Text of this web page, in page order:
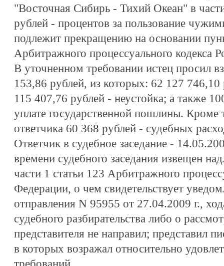
"Восточная Сибирь - Тихий Океан" в
рублей - процентов за пользование
подлежит прекращению на основании
Арбитражного процессуального кодекса
В уточненном требовании истец просил
153,86 рублей, из которых: 62 127 746,10
115 407,76 рублей - неустойка; а также
уплате государственной пошлины. Кроме
ответчика 60 368 рублей - судебных
Ответчик в судебное заседание -
времени судебного заседания извещен
части 1 статьи 123 Арбитражного
Федерации, о чем свидетельствует
отправления N 95955 от 27.04.2009 г.,
судебного разбирательства либо о
представителя не направил; представил
в которых возражал относительно